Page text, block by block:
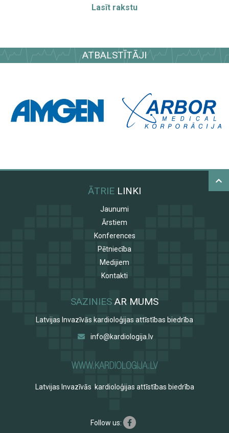
Lasīt rakstu
ATBALSTĪTĀJI
ĀTRIE LINKI
Jaunumi
Ārstiem
Konferences
Pētniecība
Medijiem
Kontakti
SAZINIES AR MUMS
Latvijas Invazīvās kardioloģijas attīstības biedrība
info@kardiologija.lv
Latvijas Invazīvās kardioloģijas attīstības biedrība
Follow us: